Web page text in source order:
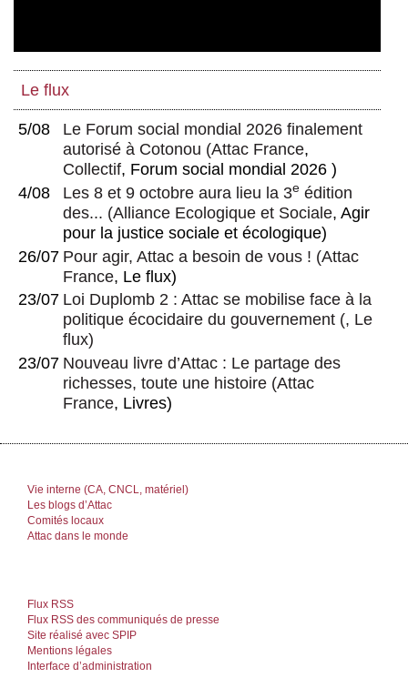
Le flux
5/08
Le Forum social mondial 2026 finalement
autorisé à Cotonou (Attac France,
Collectif, Forum social mondial 2026 )
4/08
Les 8 et 9 octobre aura lieu la 3e édition
des... (Alliance Ecologique et Sociale, Agir
pour la justice sociale et écologique)
26/07 Pour agir, Attac a besoin de vous ! (Attac
France, Le flux)
23/07 Loi Duplomb 2 : Attac se mobilise face à la
politique écocidaire du gouvernement (, Le
flux)
23/07 Nouveau livre d’Attac : Le partage des
richesses, toute une histoire (Attac
France, Livres)
Vie interne (CA, CNCL, matériel)
Les blogs d’Attac
Comités locaux
Attac dans le monde
Flux RSS
Flux RSS des communiqués de presse
Site réalisé avec SPIP
Mentions légales
Interface d’administration